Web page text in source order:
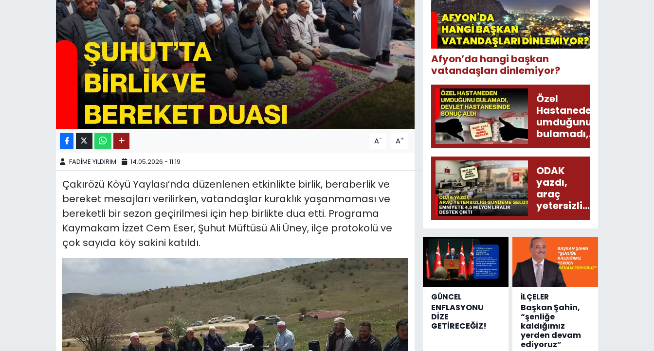
A- A+
FADİME YILDIRIM 14.05.2026 - 11:19
Çakırözü Köyü Yaylası’nda düzenlenen etkinlikte birlik, beraberlik ve
bereket mesajları verilirken, vatandaşlar kuraklık yaşanmaması ve
bereketli bir sezon geçirilmesi için hep birlikte dua etti. Programa
Kaymakam İzzet Cem Eser, Şuhut Müftüsü Ali Üney, ilçe protokolü ve
çok sayıda köy sakini katıldı.
Afyon’da hangi başkan
vatandaşları dinlemiyor?
Özel
Hastaneden
umduğunu
bulamadı,
Devlet
Hastanesinde
sonuç aldı
ODAK
yazdı,
araç
yetersizliği
gündeme
Emniyete
4,5 milyon
liralık
destek
çıktı
GÜNCEL
ENFLASYONU
DİZE
GETİRECEĞİZ!
İLÇELER
Başkan Şahin,
“şenliğe
kaldığımız
yerden devam
ediyoruz”
11:11 MANŞET